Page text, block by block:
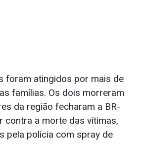
foram atingidos por mais de
famílias. Os dois morreram
da região fecharam a BR-
contra a morte das vítimas,
pela polícia com spray de